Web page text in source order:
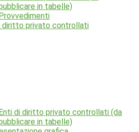
in tabelle)
Provvedimenti
diritto privato controllati
Enti di diritto privato controllati (da
in tabelle)